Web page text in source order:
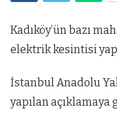
Kadıköy’ün bazı
elektrik kesintisi
İstanbul Anadolu
yapılan açıklamaya